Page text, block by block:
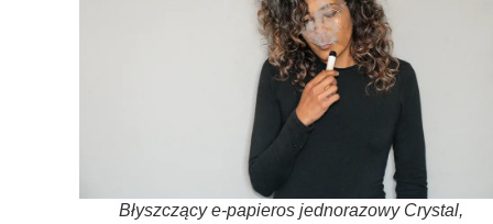
Błyszczący e-papieros jednorazowy Crystal,